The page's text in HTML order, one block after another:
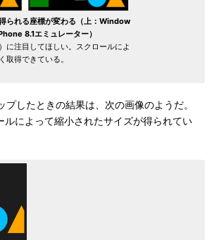
られる座標が変わる（上：Window
8.1エミュレーター）
に注目してほしい。スクロールによ
取得できている。
したときの結果は、次の画像のようだ。
ルによって縮小されたサイズが得られてい